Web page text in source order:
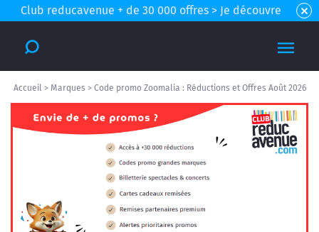
Club reducavenue + de 30 000 offres > Je découvre
Accueil > Marques > Code promo Zoomalia : Réductions et Offres Août 2026